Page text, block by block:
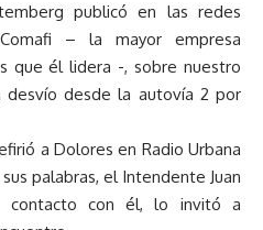
publicó en las redes
– la mayor empresa
que él lidera -, sobre nuestro
desvío desde la autovía 2 por
a Dolores en Radio Urbana
palabras, el Intendente Juan
contacto con él, lo invitó a